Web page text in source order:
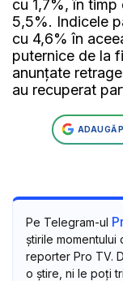
cu 1,7%, în
5,5%. Indicele
cu 4,6% în
puternice de la
anunţate
au recuperat
ADAUGĂ
Pe Telegram-ul
știrile momentului
reporter Pro TV.
o știre, ni le poți